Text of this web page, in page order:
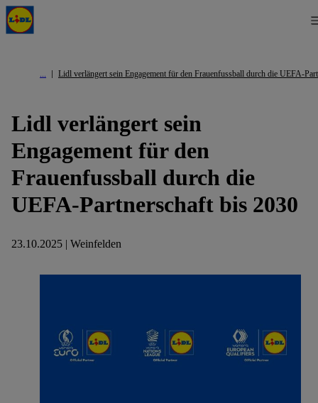
Lidl verlängert sein Engagement für den Frauenfussball durch die UEFA-
Lidl verlängert sein
Engagement für den
Frauenfussball durch die
UEFA-Partnerschaft bis 2030
23.10.2025 | Weinfelden